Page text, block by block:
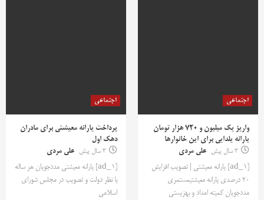
اجتماعی
واریز یک میلیون و ۷۲۰ هزار تومان
یارانه یلدایی برای این خانوارها
3 سال پیش
علی مردی
[ad_1] یارانه معیشتی | تصویب افزایش
۲۰ درصدی یارانه معیشتیمستمری
مددجویان کمیته امداد و بهزیستی
اجتماعی
پرداخت یارانه معیشتی برای مادران
دهک اول
3 سال پیش
علی مردی
[ad_1] یارانه معیشتی مددجویان هر ساله
با نظر دولت و تصویب در مجلس شورای
اسلامی